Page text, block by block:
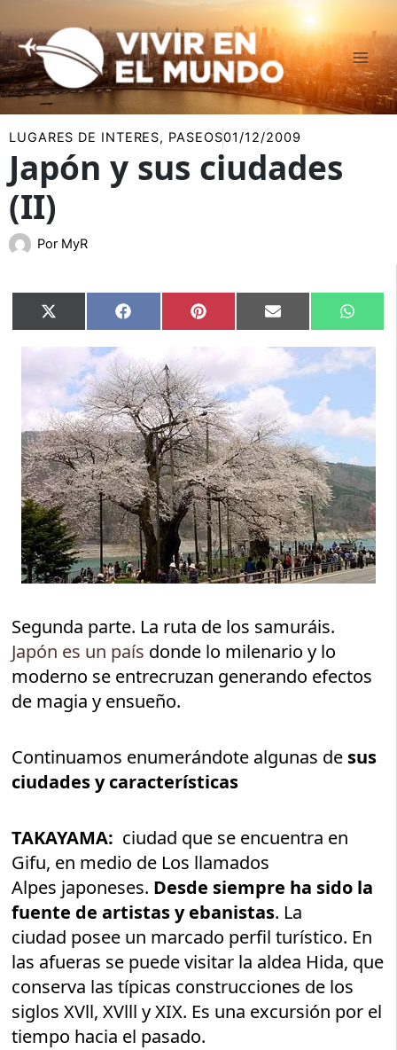
al
contenido
LUGARES DE INTERES, PASEOS01/12/2009
Japón y sus ciudades
(II)
Por MyR
Compartir
en
X
(Twitter)
Compartir
en
Facebook Compartir
en
Pinterest Compartir
en
Email
en
Segunda parte. La ruta de los samuráis.
Japón es un país donde lo milenario y lo
moderno se entrecruzan generando efectos
de magia y ensueño.
Continuamos enumerándote algunas de sus
ciudades y características
TAKAYAMA: ciudad que se encuentra en
Gifu, en medio de Los llamados
Alpes japoneses. Desde siempre ha sido la
fuente de artistas y ebanistas. La
ciudad posee un marcado perfil turístico. En
las afueras se puede visitar la aldea Hida, que
conserva las típicas construcciones de los
siglos XVll, XVlll y XIX. Es una excursión por el
tiempo hacia el pasado.